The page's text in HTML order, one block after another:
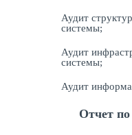
Аудит
системы;
Аудит
системы;
Аудит
Отчет